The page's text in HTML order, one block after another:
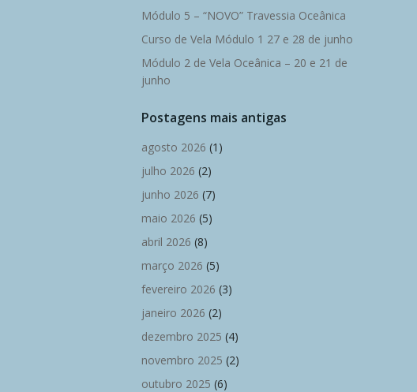
Módulo 5 – “NOVO” Travessia Oceânica
Curso de Vela Módulo 1 27 e 28 de junho
Módulo 2 de Vela Oceânica – 20 e 21 de
junho
Postagens mais antigas
agosto 2026 (1)
julho 2026 (2)
junho 2026 (7)
maio 2026 (5)
abril 2026 (8)
março 2026 (5)
fevereiro 2026 (3)
janeiro 2026 (2)
dezembro 2025 (4)
novembro 2025 (2)
outubro 2025 (6)